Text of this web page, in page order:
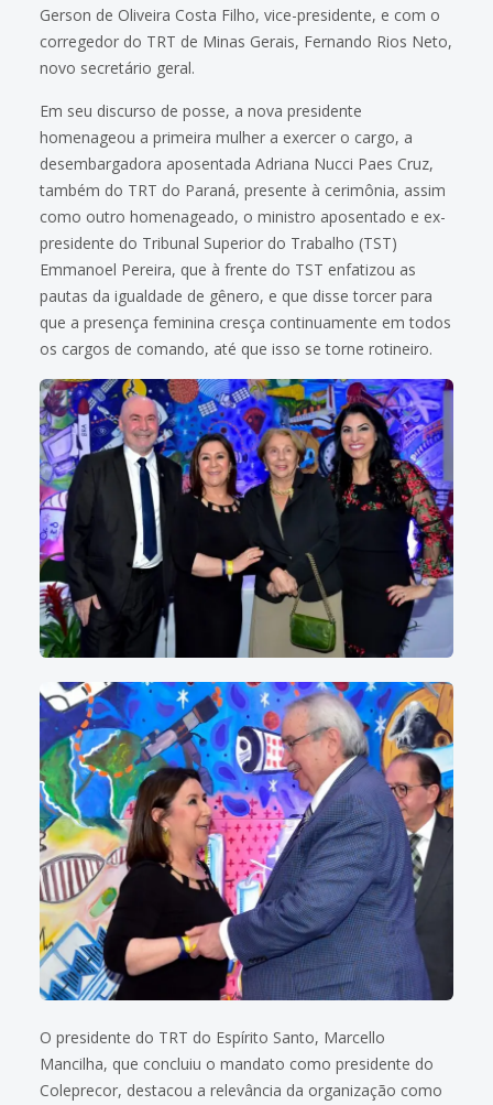
Gerson de Oliveira Costa Filho, vice-presidente, e com o
corregedor do TRT de Minas Gerais, Fernando Rios Neto,
novo secretário geral.
Em seu discurso de posse, a nova presidente
homenageou a primeira mulher a exercer o cargo, a
desembargadora aposentada Adriana Nucci Paes Cruz,
também do TRT do Paraná, presente à cerimônia, assim
como outro homenageado, o ministro aposentado e ex-
presidente do Tribunal Superior do Trabalho (TST)
Emmanoel Pereira, que à frente do TST enfatizou as
pautas da igualdade de gênero, e que disse torcer para
que a presença feminina cresça continuamente em todos
os cargos de comando, até que isso se torne rotineiro.
O presidente do TRT do Espírito Santo, Marcello
Mancilha, que concluiu o mandato como presidente do
Coleprecor, destacou a relevância da organização como